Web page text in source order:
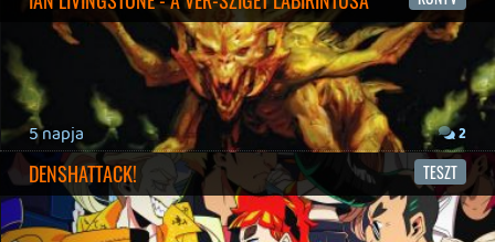
19 éve videójáték minden nap! Copyright 365 Media Kft
Impresszum | Hirdetési ajánlatunk
|
Felhasználási feltételek | Adatvédelmi elveink |
Sütik
Hírek | Cikkek | Podcastok | Blogok |
Gaming Fórum | Offtopic Fórum